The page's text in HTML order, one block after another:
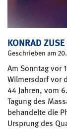
KONRAD
Geschrieben am
Am Sonntag vor
Wilmersdorf vor
44 Jahren, vom
Tagung des
behandelte die
Ursprung des